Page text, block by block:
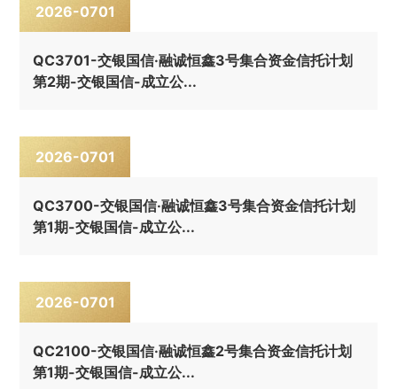
01
2026-07
QC3701-交银国信·融诚恒鑫3号集合资金信托计划
第2期-交银国信-成立公...
01
2026-07
QC3700-交银国信·融诚恒鑫3号集合资金信托计划
第1期-交银国信-成立公...
01
2026-07
QC2100-交银国信·融诚恒鑫2号集合资金信托计划
第1期-交银国信-成立公...